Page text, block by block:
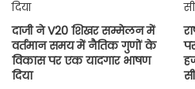
दाजी ने V20 शिखर सम्मेलन में
वर्तमान समय में नैतिक गुणों के
विकास पर एक यादगार भाषण
दिया